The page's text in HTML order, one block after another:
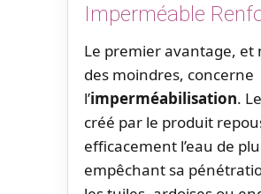
Imperméable
Le premier avantage, et
des moindres, concerne
l’imperméabilisation.
créé par le produit
efficacement l’eau de
empêchant sa